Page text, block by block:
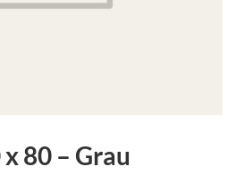
80 – Grau